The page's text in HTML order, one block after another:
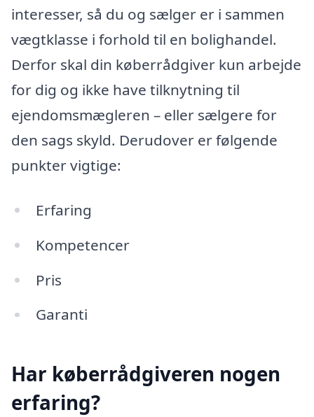
interesser, så du og sælger er i sammen
vægtklasse i forhold til en bolighandel.
Derfor skal din køberrådgiver kun arbejde
for dig og ikke have tilknytning til
ejendomsmægleren – eller sælgere for
den sags skyld. Derudover er følgende
punkter vigtige:
Erfaring
Kompetencer
Pris
Garanti
Har køberrådgiveren nogen
erfaring?